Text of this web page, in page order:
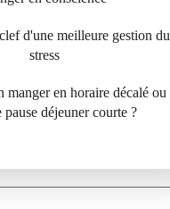
d'une meilleure gestion du
stress
manger en horaire décalé ou
pause déjeuner courte ?